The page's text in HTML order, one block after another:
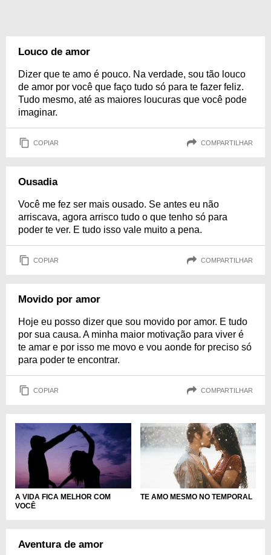
Louco de amor
Dizer que te amo é pouco. Na verdade, sou tão louco
de amor por você que faço tudo só para te fazer feliz.
Tudo mesmo, até as maiores loucuras que você pode
imaginar.
COPIAR COMPARTILHAR
Ousadia
Você me fez ser mais ousado. Se antes eu não
arriscava, agora arrisco tudo o que tenho só para
poder te ver. E tudo isso vale muito a pena.
COPIAR COMPARTILHAR
Movido por amor
Hoje eu posso dizer que sou movido por amor. E tudo
por sua causa. A minha maior motivação para viver é
te amar e por isso me movo e vou aonde for preciso só
para poder te encontrar.
COPIAR COMPARTILHAR
A VIDA FICA MELHOR COM
VOCÊ
TE AMO MESMO NO TEMPORAL
Aventura de amor